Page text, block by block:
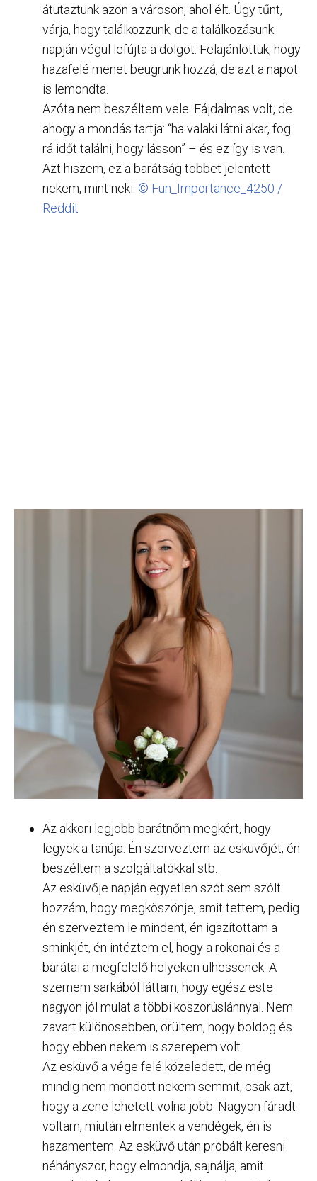
átutaztunk azon a városon, ahol élt. Úgy tűnt,
várja, hogy találkozzunk, de a találkozásunk
napján végül lefújta a dolgot. Felajánlottuk, hogy
hazafelé menet beugrunk hozzá, de azt a napot
is lemondta.
Azóta nem beszéltem vele. Fájdalmas volt, de
ahogy a mondás tartja: “ha valaki látni akar, fog
rá időt találni, hogy lásson” – és ez így is van.
Azt hiszem, ez a barátság többet jelentett
nekem, mint neki. © Fun_Importance_4250 /
Reddit
Az akkori legjobb barátnőm megkért, hogy
legyek a tanúja. Én szerveztem az esküvőjét, én
beszéltem a szolgáltatókkal stb.
Az esküvője napján egyetlen szót sem szólt
hozzám, hogy megköszönje, amit tettem, pedig
én szerveztem le mindent, én igazítottam a
sminkjét, én intéztem el, hogy a rokonai és a
barátai a megfelelő helyeken ülhessenek. A
szemem sarkából láttam, hogy egész este
nagyon jól mulat a többi koszorúslánnyal. Nem
zavart különösebben, örültem, hogy boldog és
hogy ebben nekem is szerepem volt.
Az esküvő a vége felé közeledett, de még
mindig nem mondott nekem semmit, csak azt,
hogy a zene lehetett volna jobb. Nagyon fáradt
voltam, miután elmentek a vendégek, én is
hazamentem. Az esküvő után próbált keresni
néhányszor, hogy elmondja, sajnálja, amit